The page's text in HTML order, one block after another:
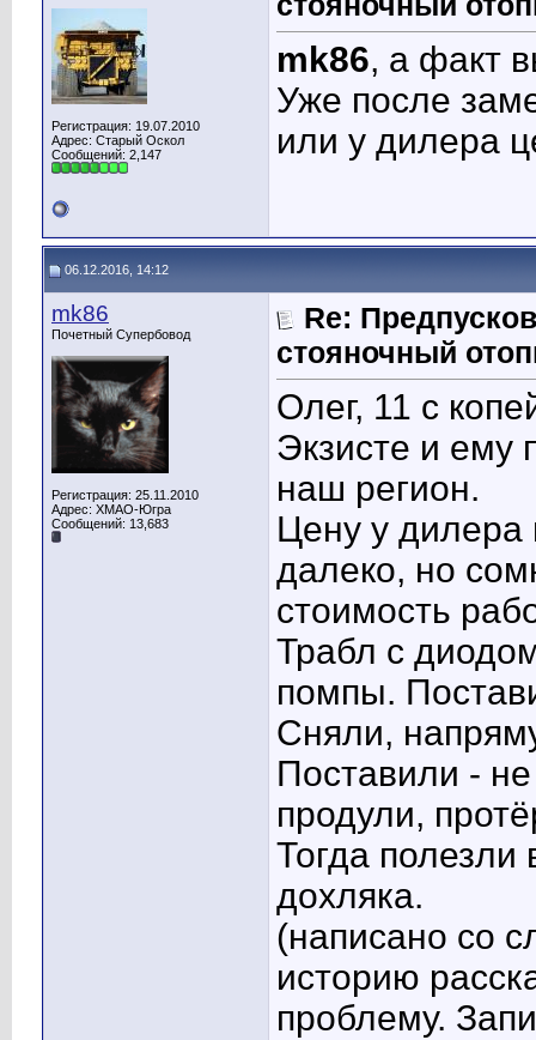
Регистрация: 19.07.2010
Адрес: Старый Оскол
Сообщений: 2,147
mk86, а факт
Уже после
или у дилера
06.12.2016, 14:12
mk86
Почетный Супербовод
Регистрация: 25.11.2010
Адрес: ХМАО-Югра
Сообщений: 13,683
Re:
стояночный
Олег, 11 с
Экзисте и ему
наш регион.
Цену у дилера
далеко, но
стоимость
Трабл с
помпы.
Сняли,
Поставили - не
продули,
Тогда
дохляка.
(написано со
историю
проблему.